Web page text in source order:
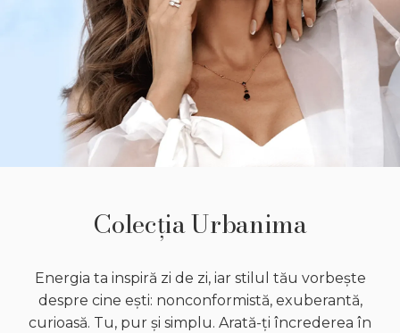
Colecția Urbanima
Energia ta inspiră zi de zi, iar stilul tău vorbește
despre cine ești: nonconformistă, exuberantă,
curioasă. Tu, pur și simplu. Arată-ți încrederea în